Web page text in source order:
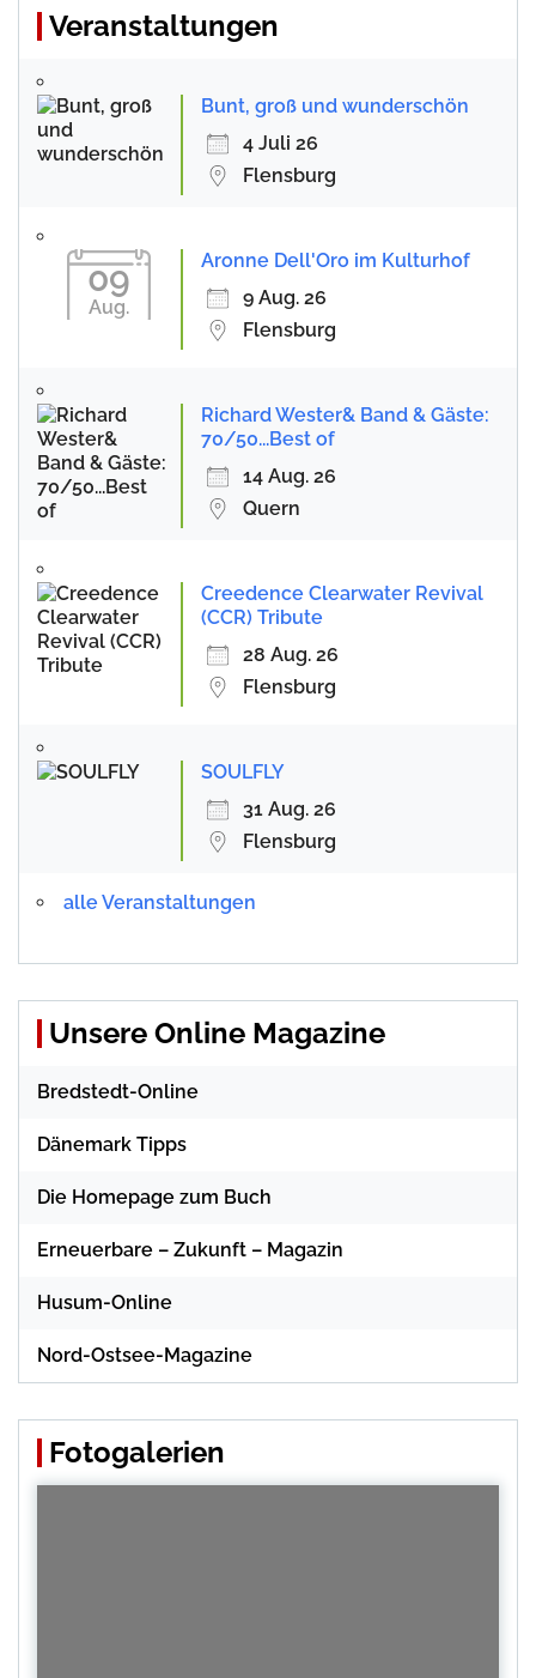
Veranstaltungen
Bunt, groß und wunderschön
4 Juli 26
Flensburg
09
Aug.
Aronne Dell'Oro im Kulturhof
9 Aug. 26
Flensburg
Richard Wester& Band & Gäste:
70/50...Best of
14 Aug. 26
Quern
Creedence Clearwater Revival
(CCR) Tribute
28 Aug. 26
Flensburg
SOULFLY
31 Aug. 26
Flensburg
alle Veranstaltungen
Unsere Online Magazine
Bredstedt-Online
Dänemark Tipps
Die Homepage zum Buch
Erneuerbare – Zukunft – Magazin
Husum-Online
Nord-Ostsee-Magazine
Fotogalerien